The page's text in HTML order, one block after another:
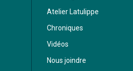
Atelier Latulippe
Chroniques
Vidéos
Nous joindre